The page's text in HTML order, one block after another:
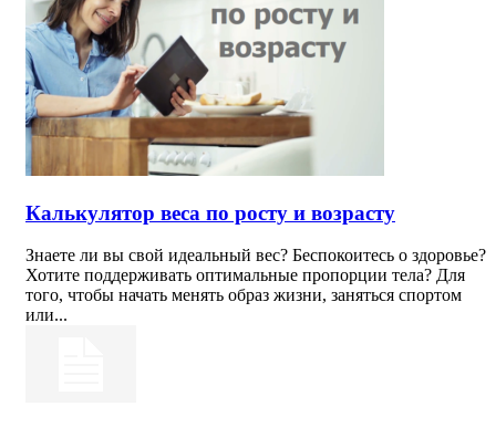
Калькулятор веса по росту и возрасту
Знаете ли вы свой идеальный вес? Беспокоитесь о здоровье?
Хотите поддерживать оптимальные пропорции тела? Для
того, чтобы начать менять образ жизни, заняться спортом
или...